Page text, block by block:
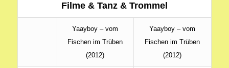
Filme & Tanz & Trommel
Yaayboy – vom
Fischen im Trüben
(2012)
Yaayboy – vom
Fischen im Trüben
(2012)